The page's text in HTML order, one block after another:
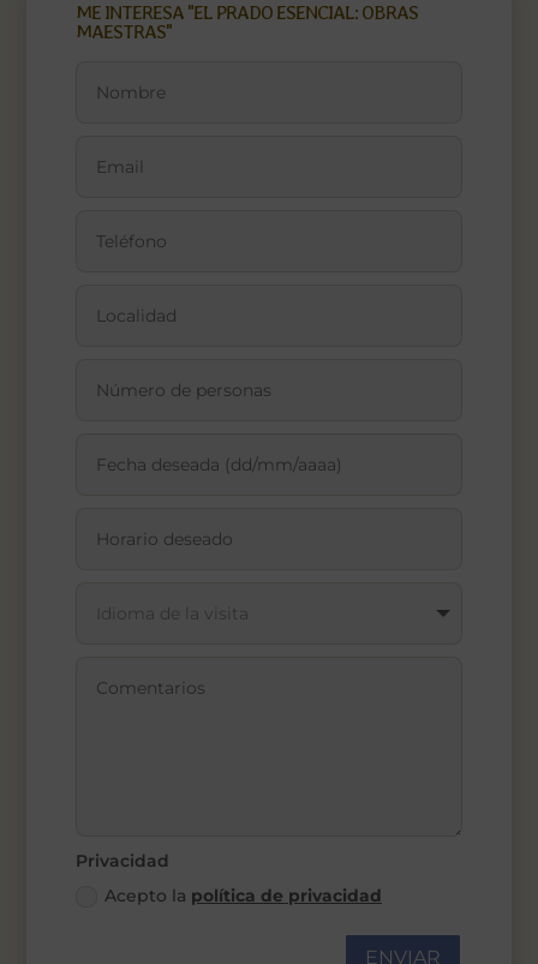
ME INTERESA "EL PRADO ESENCIAL: OBRAS
MAESTRAS"
Privacidad
Acepto la política de privacidad
ENVIAR